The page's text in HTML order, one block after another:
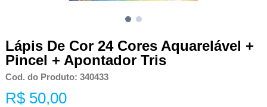
Lápis De Cor 24 Cores Aquarelável +
Pincel + Apontador Tris
Cod. do Produto: 340433
R$ 50,00